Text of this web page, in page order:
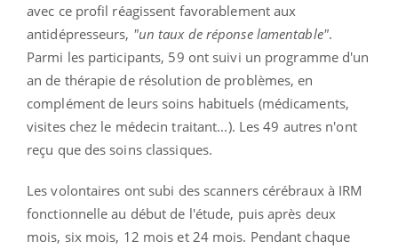
avec ce profil réagissent favorablement aux
antidépresseurs, "un taux de réponse lamentable".
Parmi les participants, 59 ont suivi un programme d'un
an de thérapie de résolution de problèmes, en
complément de leurs soins habituels (médicaments,
visites chez le médecin traitant...). Les 49 autres n'ont
reçu que des soins classiques.
Les volontaires ont subi des scanners cérébraux à IRM
fonctionnelle au début de l'étude, puis après deux
mois, six mois, 12 mois et 24 mois. Pendant chaque